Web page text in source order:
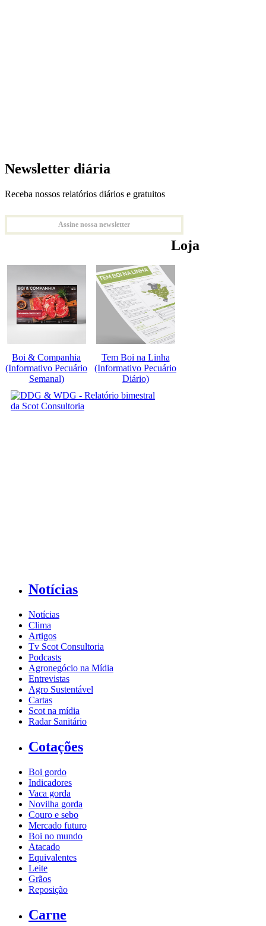
Newsletter diária
Receba nossos relatórios diários e gratuitos
Assine nossa newsletter
Loja
Boi & Companhia
(Informativo Pecuário
Semanal)
Tem Boi na Linha
(Informativo Pecuário
Diário)
Notícias
Notícias
Clima
Artigos
Tv Scot Consultoria
Podcasts
Agronegócio na Mídia
Entrevistas
Agro Sustentável
Cartas
Scot na mídia
Radar Sanitário
Cotações
Boi gordo
Indicadores
Vaca gorda
Novilha gorda
Couro e sebo
Mercado futuro
Boi no mundo
Atacado
Equivalentes
Leite
Grãos
Reposição
Carne